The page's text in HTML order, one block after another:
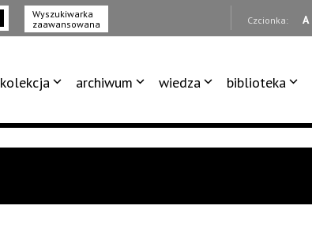
Wyszukiwarka
zaawansowana
Czcionka: A
kolekcja archiwum wiedza biblioteka